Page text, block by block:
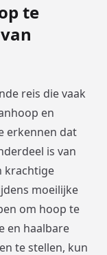
te
reis die vaak
en
erkennen dat
is van
krachtige
moeilijke
om hoop te
en haalbare
te stellen, kun